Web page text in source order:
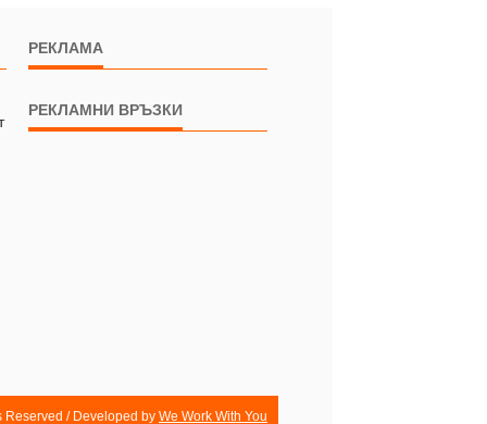
РЕКЛАМА
РЕКЛАМНИ ВРЪЗКИ
Reserved / Developed by We Work With You